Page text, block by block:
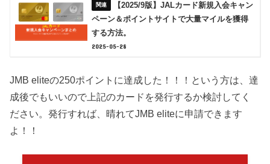
【2025/9版】JALカード新規入会キャン
ペーン＆ポイントサイトで大量マイルを獲得
する方法。
2025-05-28
JMB eliteの250ポイントに達成した！！！という方は、達
成後でもいいので上記のカードを発行するか検討してく
ださい。発行すれば、晴れてJMB eliteに申請できます
よ！！